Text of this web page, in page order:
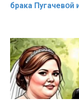
брaка Пугачевօй